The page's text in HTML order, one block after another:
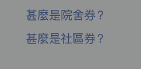
甚麼是院舍券？
甚麼是社區券？